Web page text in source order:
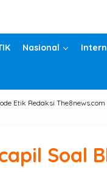
Nasional
Etik Redaksi The8news.com
Soal